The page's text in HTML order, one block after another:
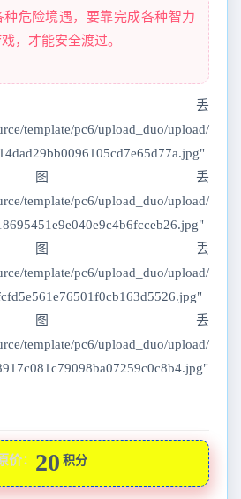
种危险境遇，要靠完成各种智力
，才能安全渡过。
丢
template/pc6/upload_duo/upload/
丢
template/pc6/upload_duo/upload/
丢
template/pc6/upload_duo/upload/
丢
template/pc6/upload_duo/upload/
价： 20 积分